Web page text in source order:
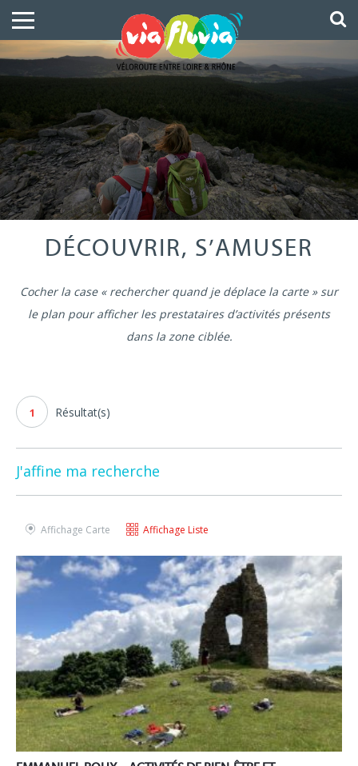
DÉCOUVRIR, S’AMUSER
Cocher la case « rechercher quand je déplace la carte » sur
le plan pour afficher les prestataires d’activités présents
dans la zone ciblée.
1 Résultat(s)
J'affine ma recherche
Affichage Carte Affichage Liste